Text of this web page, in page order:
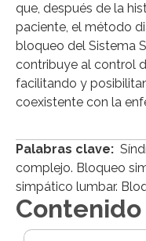
que, después de la
paciente, el método
bloqueo del Sistema
contribuye al control
facilitando y
coexistente con la
Palabras clave:
complejo. Bloqueo
simpático lumbar.
Contenido